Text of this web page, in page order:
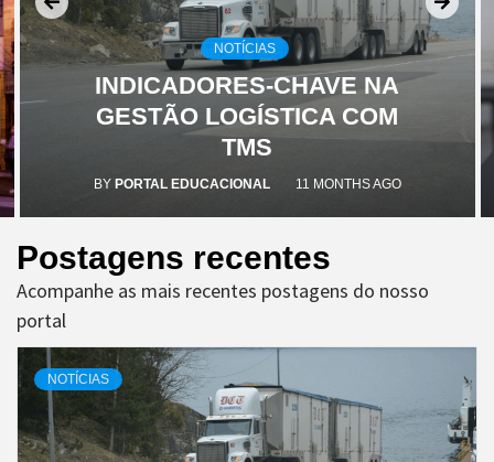
NOTÍCIAS
INDICADORES-CHAVE NA
GESTÃO LOGÍSTICA COM
TMS
BY PORTAL EDUCACIONAL 11 MONTHS AGO
Postagens recentes
Acompanhe as mais recentes postagens do nosso
portal
NOTÍCIAS